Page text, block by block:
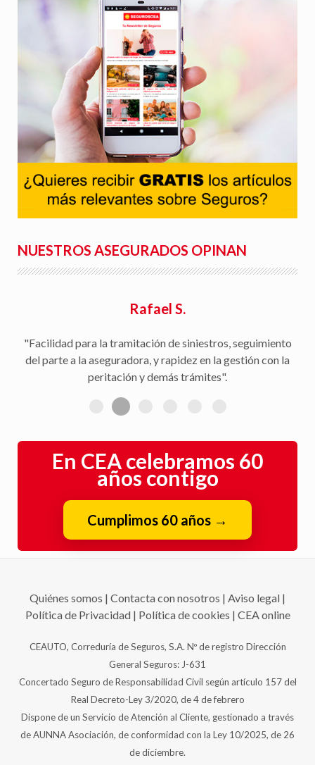
NUESTROS ASEGURADOS OPINAN
Rafael S.
"Facilidad para la tramitación de siniestros, seguimiento
del parte a la aseguradora, y rapidez en la gestión con la
peritación y demás trámites".
En CEA celebramos 60
años contigo
Cumplimos 60 años →
Quiénes somos | Contacta con nosotros | Aviso legal |
Política de Privacidad| Política de cookies | CEA online
CEAUTO, Correduría de Seguros, S.A. Nº de registro Dirección
General Seguros: J-631
Concertado Seguro de Responsabilidad Civil según artículo 157 del
Real Decreto-Ley 3/2020, de 4 de febrero
Dispone de un Servicio de Atención al Cliente, gestionado a través
de AUNNA Asociación, de conformidad con la Ley 10/2025, de 26
de diciembre.